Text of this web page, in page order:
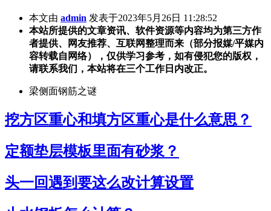
本文由 admin 发表于2023年5月26日 11:28:52
本站所提供的文章资讯、软件资源等内容均为第三方作
者提供、网友推荐、互联网整理而来（部分报媒/平媒内
容转载自网络），仅供学习参考，如有侵犯您的版权，
请联系我们，本站将在三个工作日内改正。
梁侧面钢筋之谜
挖方区重心和填方区重心是什么意思？
定额垫层模板里面有砂浆？
头一回遇到要这么改计算设置